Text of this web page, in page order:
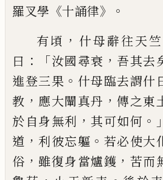
羅叉學 《十誦律》。
有頃 ， 什母辭往天竺
曰 ：「汝國尋衰 ， 吾其去
進登三果 。 什母臨去謂什
教 ， 應大闡真丹 ，傳之東
於自身無利 ，其可如何 。」
道 ，利彼忘軀 。 若必使大
俗 ，雖復身當爐鑊 ， 苦而